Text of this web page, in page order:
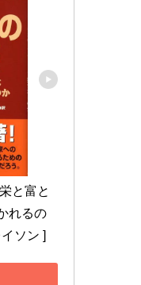
と富と
れるの
ソン ]